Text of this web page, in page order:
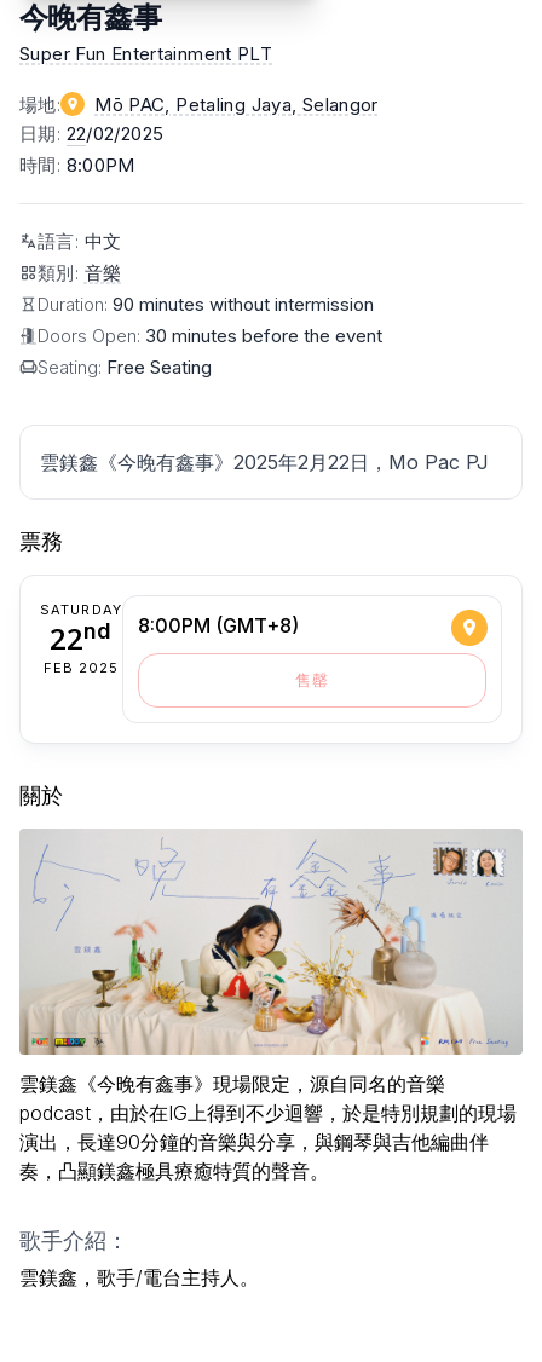
今晚有鑫事
Super Fun Entertainment PLT
場地: Mō PAC, Petaling Jaya , Selangor
日期: 22/02/2025
時間: 8:00PM
語言: 中文
類別: 音樂
Duration: 90 minutes without intermission
Doors Open: 30 minutes before the event
Seating: Free Seating
雲鎂鑫《今晚有鑫事》2025年2月22日，Mo Pac PJ
票務
SATURDAY
22nd
FEB 2025
8:00PM (GMT+8)
售罄
關於
雲鎂鑫《今晚有鑫事》現場限定，源自同名的音樂
podcast，由於在IG上得到不少迴響，於是特別規劃的現場
演出，長達90分鐘的音樂與分享，與鋼琴與吉他編曲伴
奏，凸顯鎂鑫極具療癒特質的聲音。
歌手介紹：
雲鎂鑫，歌手/電台主持人。